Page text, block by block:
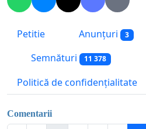
Petitie Anunțuri 3
Semnături 11 378
Politică de confidențialitate
Comentarii